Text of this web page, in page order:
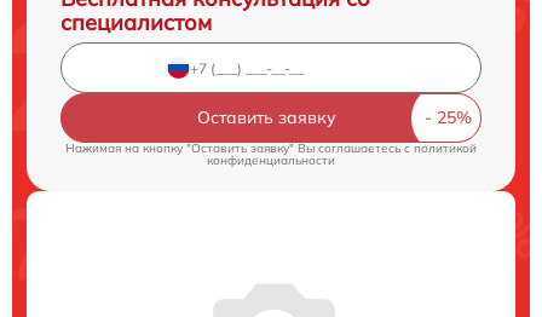
специалистом
Оставить заявку
Нажимая на кнопку "Оставить заявку" Вы соглашаетесь cполитикой
конфиденциальности